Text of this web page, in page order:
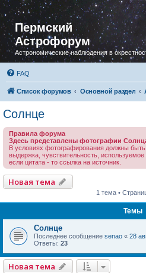
Пермский
Астрофорум
Астрономические наблюдения в
FAQ
Список форумов Основной раздел
Солнце
Правила форума
Здесь представлены фотографии
В условиях фотографирования должны быть
выдержка, чувствительность,
если цитата - то ссылка на источник.
Новая тема
1 тема •
Темы
Солнце
Последнее сообщение senao « 28
Ответы: 23
Новая тема